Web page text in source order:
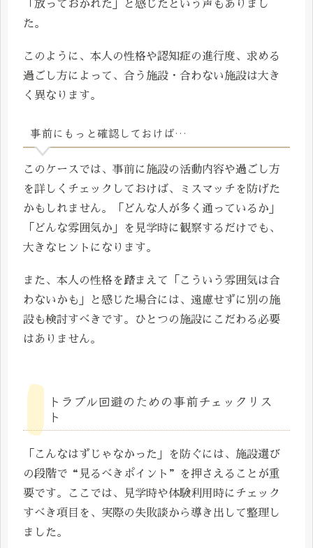
「放っておかれた」と感じたという声もありまし
た。
このように、本人の性格や認知症の進行度、求める
過ごし方によって、合う施設・合わない施設は大き
く異なります。
事前にもっと確認しておけば…
このケースでは、事前に施設の活動内容や過ごし方
を詳しくチェックしておけば、ミスマッチを防げた
かもしれません。「どんな人が多く通っているか」
「どんな雰囲気か」を見学時に観察するだけでも、
大きなヒントになります。
また、本人の性格を踏まえて「こういう雰囲気は合
わないかも」と感じた場合には、遠慮せずに別の施
設も検討すべきです。ひとつの施設にこだわる必要
はありません。
トラブル回避のための事前チェックリス
ト
「こんなはずじゃなかった」を防ぐには、施設選び
の段階で“見るべきポイント”を押さえることが重
要です。ここでは、見学時や体験利用時にチェック
すべき項目を、実際の失敗談から導き出して整理し
ました。